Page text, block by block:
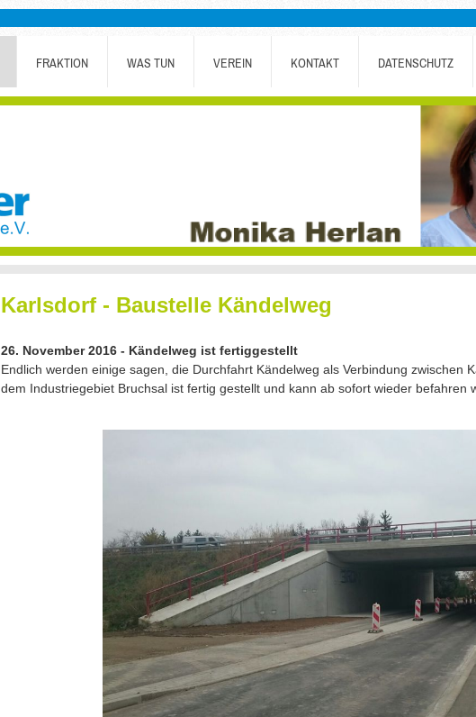
FRAKTION WAS TUN VEREIN KONTAKT DATENSCHUTZ
Karlsdorf - Baustelle Kändelweg
26. November 2016 - Kändelweg ist fertiggestellt
Endlich werden einige sagen, die Durchfahrt Kändelweg als Verbindung zwischen
dem Industriegebiet Bruchsal ist fertig gestellt und kann ab sofort wieder befahren